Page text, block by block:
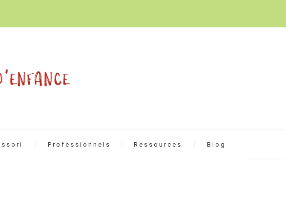
Professionnels Ressources Blog